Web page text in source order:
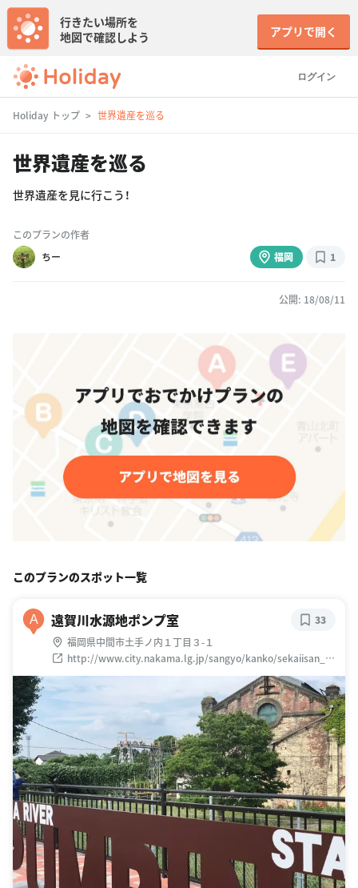
ログイン
行きたい場所を
地図で確認しよう
アプリで開く
Holiday トップ 世界遺産を巡る
世界遺産を巡る
世界遺産を見に行こう！
このプランの作者
ちー
福岡 1
公開: 18/08/11
このプランのスポット一覧
A 遠賀川水源地ポンプ室
福岡県中間市土手ノ内１丁目３-１
http://www.city.nakama.lg.jp/sangyo/kanko/sekaiisan_1
50115.html
33